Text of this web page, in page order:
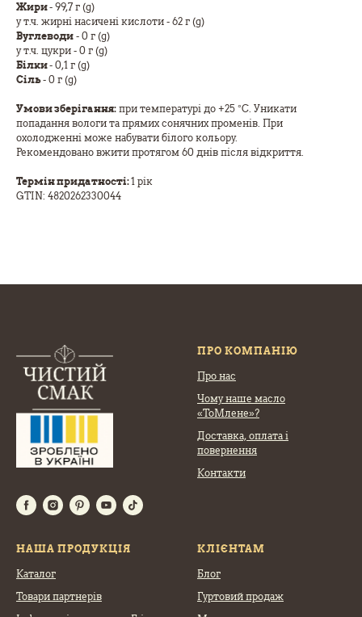
Жири- 99,7 г (g)
у т.ч. жирні насичені кислоти - 62 г (g)
Вуглеводи - 0 г (g)
у т.ч. цукри - 0 г (g)
Білки- 0,1 г (g)
Сіль- 0 г (g)
Умови зберігання: при температурі до +25 °C. Уникати
попадання вологи та прямих сонячних променів. При
охолодженні може набувати білого кольору.
Рекомендовано вжити протягом 60 днів після відкриття.
Термін придатності:1 рік
GTIN: 4820262330044
ПРО КОМПАНІЮ
Про нас
Чому наше масло
«ТоМлене»?
Доставка, оплата і
повернення
Контакти
НАША ПРОДУКЦІЯ
Каталог
Товари партнерів
КЛІЄНТАМ
Блог
Гуртовий продаж